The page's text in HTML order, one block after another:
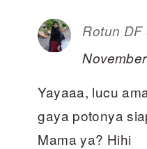
Rotun DF
Yayaaa, lucu
gaya potonya
Mama ya? Hihi